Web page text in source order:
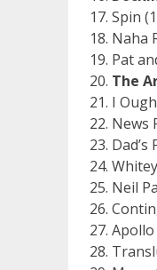
Spin
Naha
Pat
The
I
News
Dad’s
Neil
Apollo